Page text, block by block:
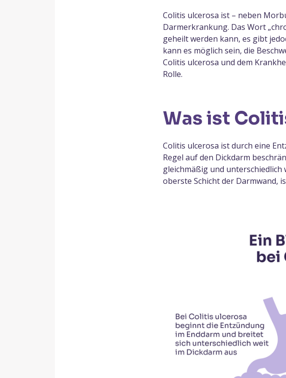
Colitis ulcerosa ist – neben
Darmerkrankung. Das Wort
geheilt werden kann, es gibt
kann es möglich sein, die
Colitis ulcerosa und dem
Rolle.
Was ist
Colitis ulcerosa ist durch eine
Regel auf den Dickdarm
gleichmäßig und unterschiedlich
oberste Schicht der Darmwand,